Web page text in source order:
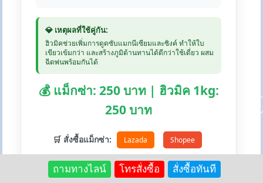
💎 เหตุผลที่ใช้คู่กัน:
ฮิวมิคช่วยเพิ่มการดูดซับแมกนีเซียมและซิงค์ ทำให้ใบ
เขียวเข้มกว่า และสร้างภูมิต้านทานได้ดีกว่าใช้เดี่ยว ผสม
ฉีดพ่นพร้อมกันได้
💰 แม็กซ่า: 250 บาท | ฮิวมิค 1kg:
250 บาท
🛒 สั่งซื้อแม็กซ่า: Lazada Shopee
ถามทางไลน์ โทรสั่งซื้อ สั่งซื้อทันที